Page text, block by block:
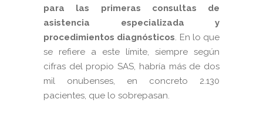
para las primeras consultas de
asistencia especializada y
procedimientos diagnósticos. En lo que
se refiere a este límite, siempre según
cifras del propio SAS, habría más de dos
mil onubenses, en concreto 2.130
pacientes, que lo sobrepasan.